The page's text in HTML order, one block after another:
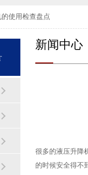
使用检查盘点
新闻中心
很多的液压升降
的时候安全得不